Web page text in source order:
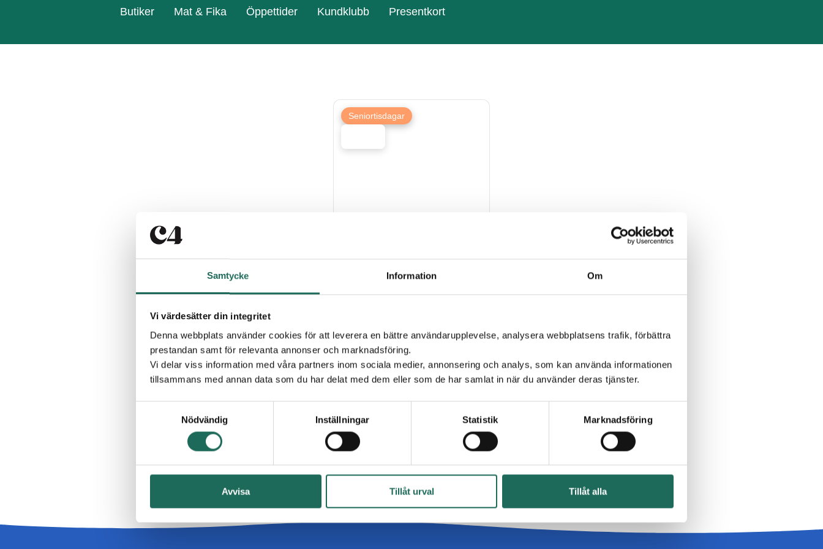
Samtycke Information Om
Vi värdesätter din integritet
Denna webbplats använder cookies för att leverera en bättre användarupplevelse, analysera webbplatsens trafik, förbättra
prestandan samt för relevanta annonser och marknadsföring.
Vi delar viss information med våra partners inom sociala medier, annonsering och analys, som kan använda informationen
tillsammans med annan data som du har delat med dem eller som de har samlat in när du använder deras tjänster.
Nödvändig
Inställningar Statistik Marknadsföring
Avvisa Tillåt urval Tillåt alla
Butiker Mat & Fika Öppettider Kundklubb Presentkort
Seniortisdagar
(Se villkor)
Gäller t.o.m. 31 dec, 2026,visa
Till Kjell & Co